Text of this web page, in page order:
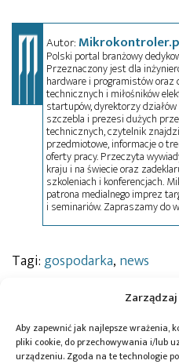
Aby zapewnić jak najlepsze wrażenia,
pliki cookie, do przechowywania i/lub
urządzeniu. Zgoda na te technologie
Autor:
Polski portal branżowy
Przeznaczony jest dla
hardware i programistów
technicznych i miłośników
startupów, dyrektorzy
szczebla i prezesi dużych
technicznych, czytelnik
przedmiotowe, informacje o
oferty pracy. Przeczyta
kraju i na świecie oraz
szkoleniach i konferencjach.
patrona medialnego imprez
i seminariów. Zapraszamy do
Tagi:gospodarka, news
Przeczytaj również: